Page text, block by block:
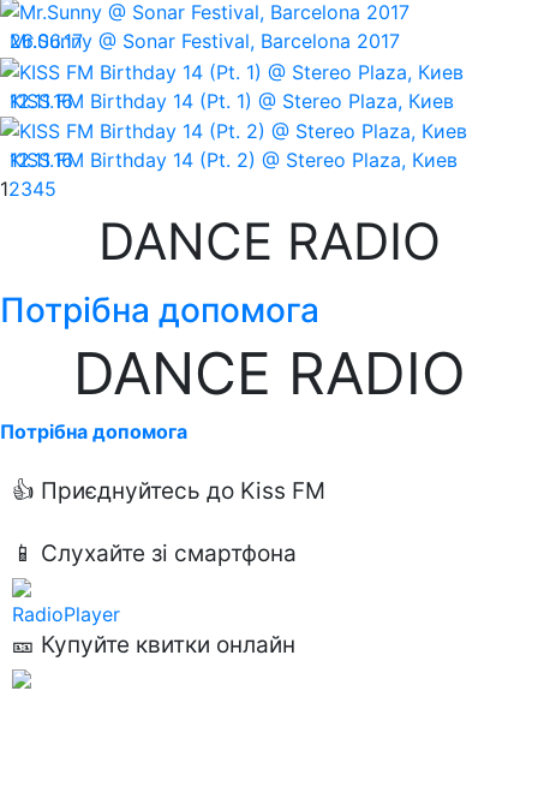
26.06.17
Mr.Sunny @ Sonar Festival, Barcelona 2017
12.11.16
KISS FM Birthday 14 (Pt. 1) @ Stereo Plaza, Киев
12.11.16
KISS FM Birthday 14 (Pt. 2) @ Stereo Plaza, Киев
12345
DANCE RADIO
Потрібна допомога
DANCE RADIO
Потрібна допомога
👍 Приєднуйтесь до Kiss FM
📱 Слухайте зі смартфона
RadioPlayer
🎫 Купуйте квитки онлайн